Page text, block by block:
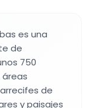
es una
de
750
de
y paisajes